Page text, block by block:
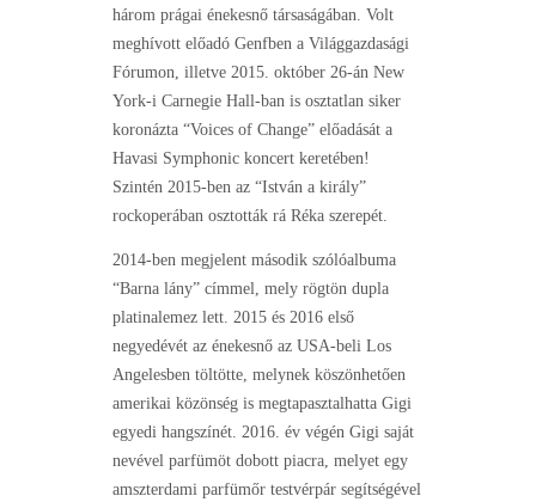
három prágai énekesnő társaságában. Volt
meghívott előadó Genfben a Világgazdasági
Fórumon, illetve 2015. október 26-án New
York-i Carnegie Hall-ban is osztatlan siker
koronázta “Voices of Change” előadását a
Havasi Symphonic koncert keretében!
Szintén 2015-ben az “István a király”
rockoperában osztották rá Réka szerepét.
2014-ben megjelent második szólóalbuma
“Barna lány” címmel, mely rögtön dupla
platinalemez lett. 2015 és 2016 első
negyedévét az énekesnő az USA-beli Los
Angelesben töltötte, melynek köszönhetően
amerikai közönség is megtapasztalhatta Gigi
egyedi hangszínét. 2016. év végén Gigi saját
nevével parfümöt dobott piacra, melyet egy
amszterdami parfümőr testvérpár segítségével